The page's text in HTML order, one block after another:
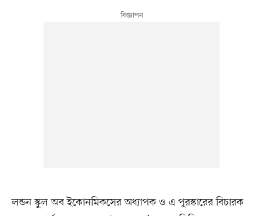
লন্ডন স্কুল অব ইকোনমিকসের অধ্যাপক ও এ পুরস্কারের বিচারক